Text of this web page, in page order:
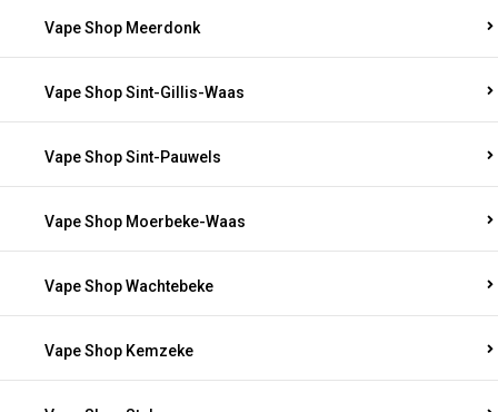
Vape Shop Meerdonk
Vape Shop Sint-Gillis-Waas
Vape Shop Sint-Pauwels
Vape Shop Moerbeke-Waas
Vape Shop Wachtebeke
Vape Shop Kemzeke